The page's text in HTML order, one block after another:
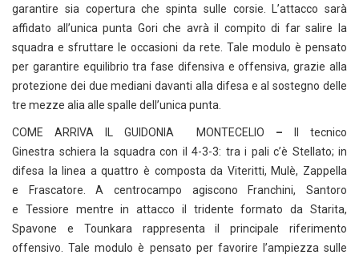
garantire sia copertura che spinta sulle corsie. L’attacco sarà
affidato all’unica punta Gori che avrà il compito di far salire la
squadra e sfruttare le occasioni da rete. Tale modulo è pensato
per garantire equilibrio tra fase difensiva e offensiva, grazie alla
protezione dei due mediani davanti alla difesa e al sostegno delle
tre mezze alia alle spalle dell’unica punta.
COME ARRIVA IL GUIDONIA MONTECELIO –
Il tecnico
Ginestra schiera la squadra con il 4-3-3: tra i pali c’è Stellato; in
difesa la linea a quattro è composta da Viteritti, Mulè, Zappella
e Frascatore. A centrocampo agiscono Franchini, Santoro
e Tessiore mentre in attacco il tridente formato da Starita,
Spavone e Tounkara rappresenta il principale riferimento
offensivo. Tale modulo è pensato per favorire l’ampiezza sulle